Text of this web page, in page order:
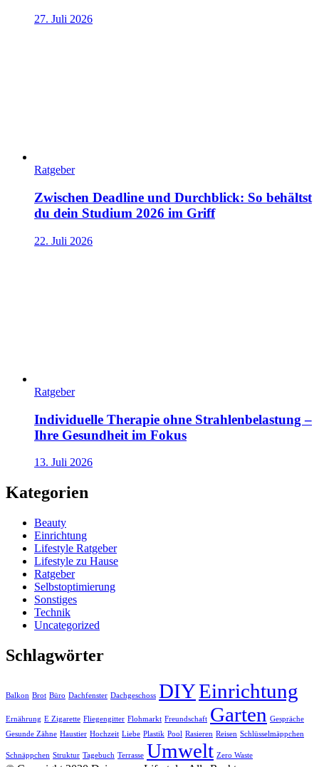
27. Juli 2026
Ratgeber
Zwischen Deadline und Durchblick: So behältst
du dein Studium 2026 im Griff
22. Juli 2026
Ratgeber
Individuelle Therapie ohne Strahlenbelastung –
Ihre Gesundheit im Fokus
13. Juli 2026
Kategorien
Beauty
Einrichtung
Lifestyle Ratgeber
Lifestyle zu Hause
Ratgeber
Selbstoptimierung
Sonstiges
Technik
Uncategorized
Schlagwörter
Balkon Brot Büro Dachfenster Dachgeschoss DIYEinrichtung
Ernährung E Zigarette Fliegengitter Flohmarkt Freundschaft Garten Gespräche
Gesunde Zähne Haustier Hochzeit Liebe Plastik Pool Rasieren Reisen Schlüsselmäppchen
Schnäppchen Struktur Tagebuch Terrasse Umwelt Zero Waste